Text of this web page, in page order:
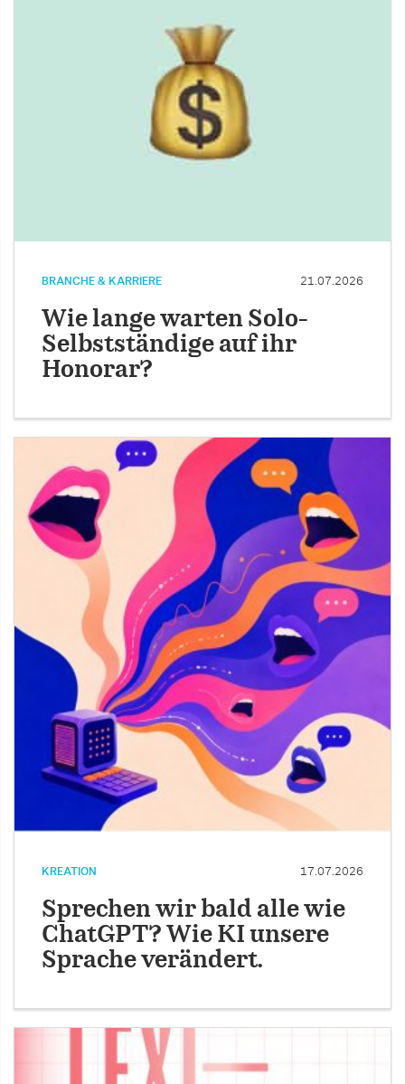
BRANCHE & KARRIERE 21.07.2026
Wie lange warten Solo-
Selbstständige auf ihr
Honorar?
KREATION 17.07.2026
Sprechen wir bald alle wie
ChatGPT? Wie KI unsere
Sprache verändert.